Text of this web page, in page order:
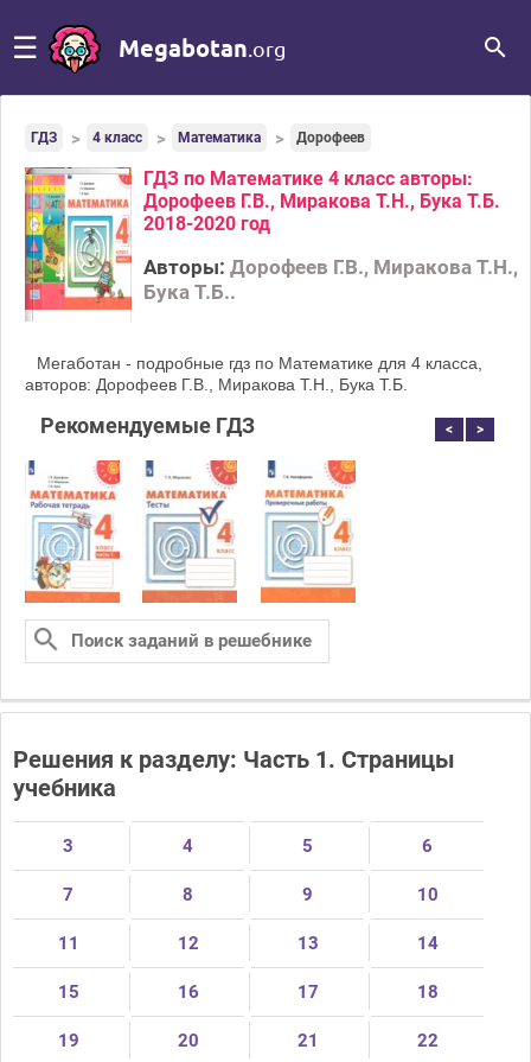
☰ Megabotan .org
ГДЗ 4 класс Математика Дорофеев
ГДЗ по Математике 4 класс авторы:
Дорофеев Г.В., Миракова Т.Н., Бука Т.Б.
2018-2020 год
Авторы: Дорофеев Г.В., Миракова Т.Н.,
Бука Т.Б..
Мегаботан - подробные гдз по Математике для 4 класса,
авторов: Дорофеев Г.В., Миракова Т.Н., Бука Т.Б.
Рекомендуемые ГДЗ < >
Решения к разделу: Часть 1. Страницы
учебника
3 4 5 6
7 8 9 10
11 12 13 14
15 16 17 18
19 20 21 22